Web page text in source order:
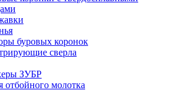
буровых коронок
сверла
ЗУБР
отбойного молотка